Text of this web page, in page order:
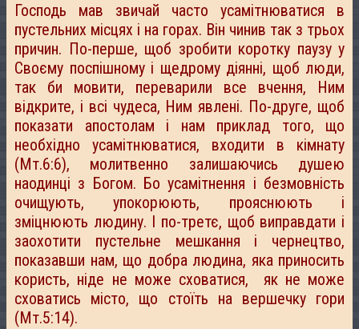
Господь мав звичай часто усамітнюватися в
пустельних місцях і на горах. Він чинив так з трьох
причин. По-перше, щоб зробити коротку паузу у
Своєму поспішному і щедрому діянні, щоб люди,
так би мовити, переварили все вчення, Ним
відкрите, і всі чудеса, Ним явлені. По-друге, щоб
показати апостолам і нам приклад того, що
необхідно усамітнюватися, входити в кімнату
(Мт.6:6), молитвенно залишаючись душею
наодинці з Богом. Бо усамітнення і безмовність
очищують, упокорюють, прояснюють і
зміцнюють людину. І по-третє, щоб виправдати і
заохотити пустельне мешкання і чернецтво,
показавши нам, що добра людина, яка приносить
користь, ніде не може сховатися, як не може
сховатись місто, що стоїть на вершечку гори
(Мт.5:14).